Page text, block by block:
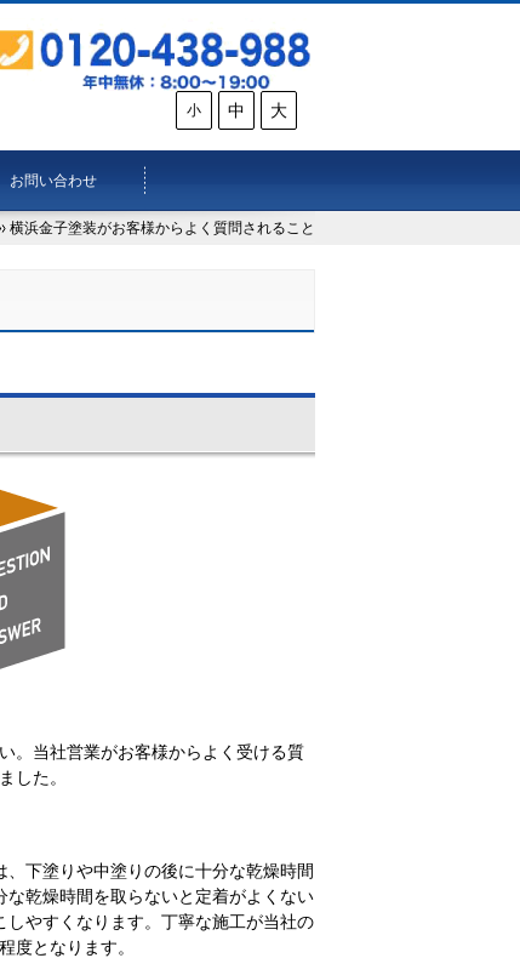
小 中 大
お問い合わせ
横浜金子塗装がお客様からよく質問されること
。当社営業がお客様からよく受ける質
した。
下塗りや中塗りの後に十分な乾燥時間
乾燥時間を取らないと定着がよくない
やすくなります。丁寧な施工が当社の
度となります。